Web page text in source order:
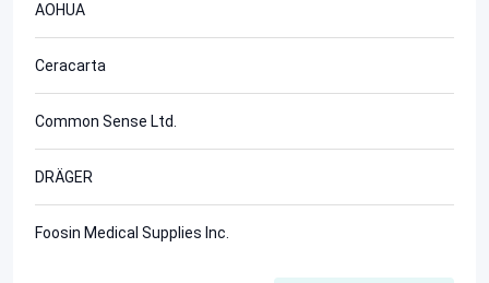
AOHUA
Ceracarta
Common Sense Ltd.
DRÄGER
Foosin Medical Supplies Inc.